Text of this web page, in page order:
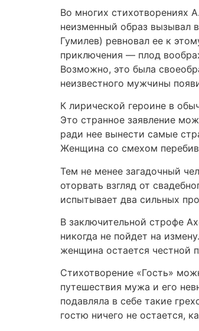
Во многих стихотворениях
неизменный образ вызывал
Гумилев) ревновал ее к
приключения — плод
Возможно, это была
неизвестного мужчины
К лирической героине в
Это странное заявление
ради нее вынести самые
Женщина со смехом
Тем не менее загадочный
оторвать взгляд от
испытывает два сильных
В заключительной строфе
никогда не пойдет на
женщина остается честной
Стихотворение «Гость»
путешествия мужа и его
подавляла в себе такие
гостю ничего не остается,